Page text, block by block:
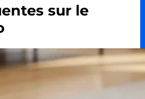
sur le